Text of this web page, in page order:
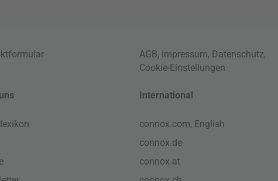
AGB, Impressum, Datenschutz,
Cookie-Einstellungen
International
connox.com, English
connox.de
connox.at